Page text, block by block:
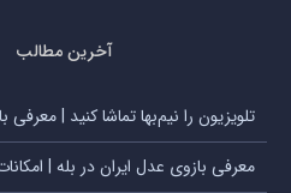
آخرین مطالب
تلویزیون را نیم‌بها تماشا کنید | معرفی
معرفی بازوی عدل ایران در بله |